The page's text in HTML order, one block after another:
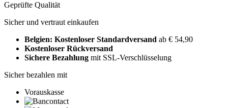
Geprüfte Qualität
Sicher und vertraut einkaufen
Belgien: Kostenloser Standardversand ab € 54,90
Kostenloser Rückversand
Sichere Bezahlung mit SSL-Verschlüsselung
Sicher bezahlen mit
Vorauskasse